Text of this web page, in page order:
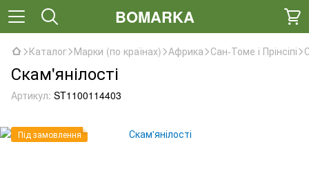
BOMARKA
Каталог Марки (по країнах) Африка Сан-Томе і Прінсіпі
Скам'янілості
Артикул: ST1100114403
Під замовлення